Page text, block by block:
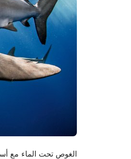
الغوص تحت الماء مع